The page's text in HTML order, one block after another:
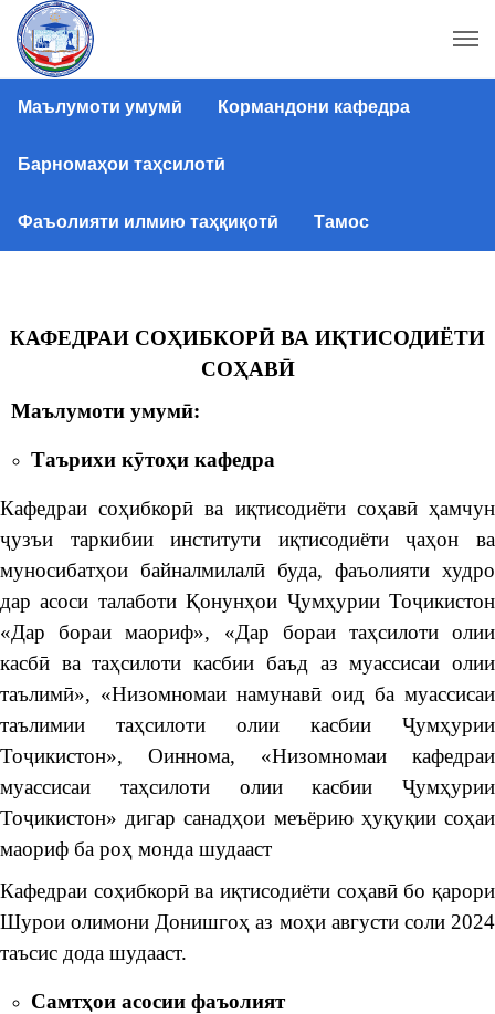
Маълумоти умумӣ Кормандони кафедра
Барномаҳои таҳсилотӣ
Фаъолияти илмию таҳқиқотӣ Тамос
КАФЕДРАИ СОҲИБКОРӢ ВА ИҚТИСОДИЁТИ
СОҲАВӢ
Маълумоти умумӣ:
Таърихи кӯтоҳи кафедра
Кафедраи соҳибкорӣ ва иқтисодиёти соҳавӣ ҳамчун
ҷузъи таркибии институти иқтисодиёти ҷаҳон ва
муносибатҳои байналмилалӣ буда, фаъолияти худро
дар асоси талаботи Қонунҳои Ҷумҳурии Тоҷикистон
«Дар бораи маориф», «Дар бораи таҳсилоти олии
касбӣ ва таҳсилоти касбии баъд аз муассисаи олии
таълимӣ», «Низомномаи намунавӣ оид ба муассисаи
таълимии таҳсилоти олии касбии Ҷумҳурии
Тоҷикистон», Оиннома, «Низомномаи кафедраи
муассисаи таҳсилоти олии касбии Ҷумҳурии
Тоҷикистон» дигар санадҳои меъёрию ҳуқуқии соҳаи
маориф ба роҳ монда шудааст
Кафедраи соҳибкорӣ ва иқтисодиёти соҳавӣ бо қарори
Шурои олимони Донишгоҳ аз моҳи августи соли 2024
таъсис дода шудааст.
Самтҳои асосии фаъолият